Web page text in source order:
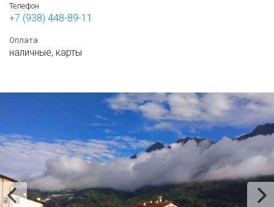
Телефон
+7 (938) 448-89-11
Оплата
наличные, карты